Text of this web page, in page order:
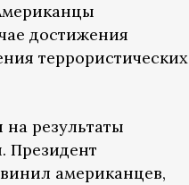
достижения
террористических
результаты
Президент
американцев,